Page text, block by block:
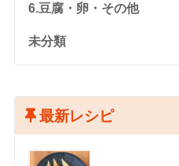
6.豆腐・卵・その他
未分類
最新レシピ